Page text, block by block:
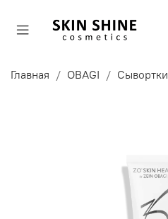
Главная OBAGI Сывортки